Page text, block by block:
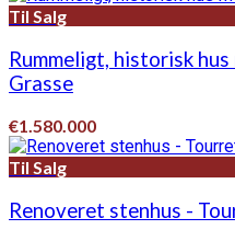
Til Salg
Rummeligt, historisk
Grasse
€1.580.000
Til Salg
Renoveret stenhus -